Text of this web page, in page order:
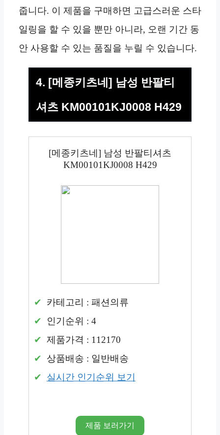
줍니다. 이 제품을 구매하면 고급스러운 스타
일링을 할 수 있을 뿐만 아니라, 오랜 기간 동
안 사용할 수 있는 품질을 누릴 수 있습니다.
4. [메종키츠네] 남성 반팔티
셔츠 KM00101KJ0008 H429
[메종키츠네] 남성 반팔티셔츠
KM00101KJ0008 H429
카테고리 : 패션의류
인기순위 : 4
제품가격 : 112170
상품배송 : 일반배송
실시간 인기순위 보기
제품 보러가기